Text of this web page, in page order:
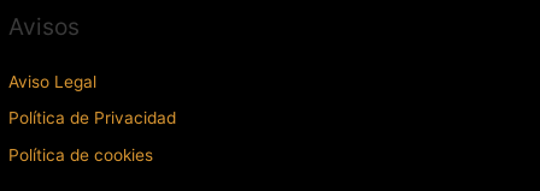
Avisos
Aviso Legal
Política de Privacidad
Política de cookies